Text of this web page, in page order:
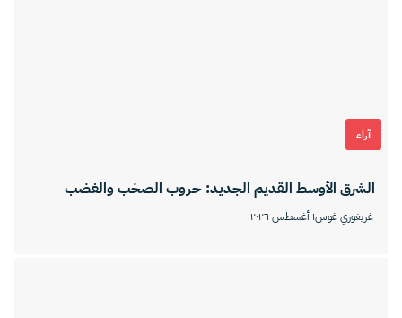
آراء
الشرق الأوسط القديم الجديد: حروب الصخب والغضب
غريغوري غوس١ أغسطس ٢٠٢٦